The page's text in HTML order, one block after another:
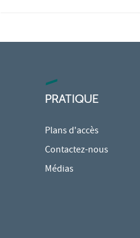
PRATIQUE
Plans d'accès
Contactez-nous
Médias